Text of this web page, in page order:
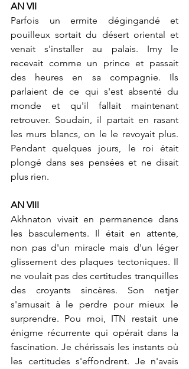
AN VII
Parfois un ermite dégingandé et
pouilleux sortait du désert oriental et
venait s'installer au palais. Imy le
recevait comme un prince et passait
des heures en sa compagnie. Ils
parlaient de ce qui s'est absenté du
monde et qu'il fallait maintenant
retrouver. Soudain, il partait en rasant
les murs blancs, on le le revoyait plus.
Pendant quelques jours, le roi était
plongé dans ses pensées et ne disait
plus rien.
AN VIII
Akhnaton vivait en permanence dans
les basculements. Il était en attente,
non pas d'un miracle mais d'un léger
glissement des plaques tectoniques. Il
ne voulait pas des certitudes tranquilles
des croyants sincères. Son netjer
s'amusait à le perdre pour mieux le
surprendre. Pou moi, ITN restait une
énigme récurrente qui opérait dans la
fascination. Je chérissais les instants où
les certitudes s'effondrent. Je n'avais